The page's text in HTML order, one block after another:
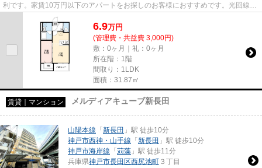
利です。家賃10万円以下のアパートをお探しのお客様におすすめです。光回線を
繋げていますので通信が早...
6.9万円
(管理費・共益費 3,000円)
敷：0ヶ月｜礼：0ヶ月
所在階：1階
間取り：1LDK
面積：31.87㎡
賃貸｜マンション メルディアキューブ新長田
山陽本線 「 新長田 」駅 徒歩10分
神戸市西神・山手線 「 新長田 」駅 徒歩10分
神戸市海岸線 「 苅藻 」駅 徒歩11分
兵庫県神戸市長田区西尻池町 ３丁目